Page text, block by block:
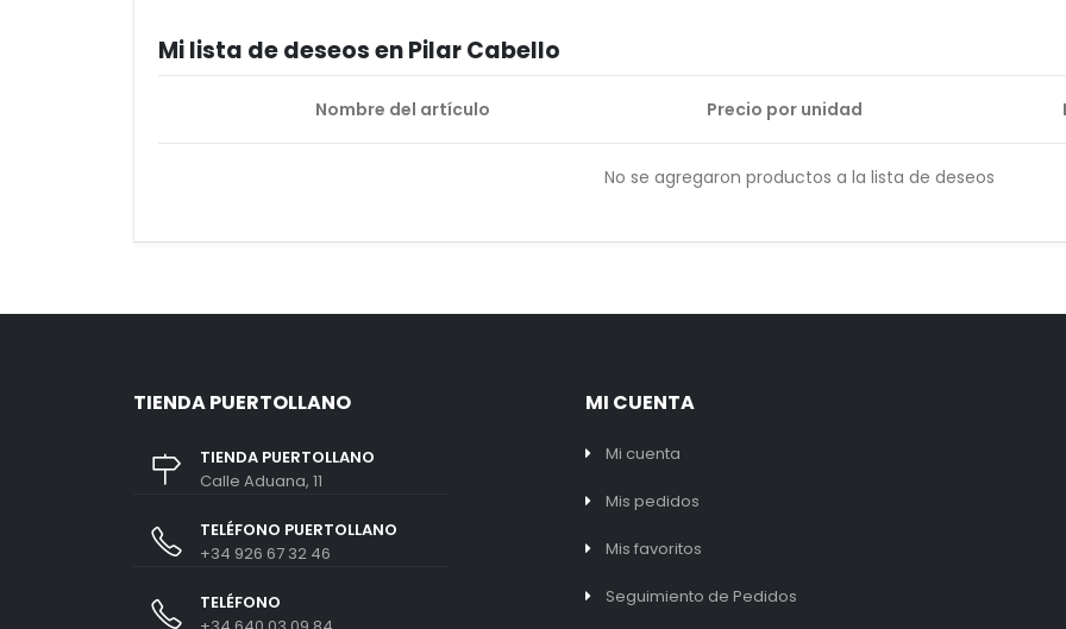
Mi lista de deseos en Pilar Cabello
Nombre del artículo Precio por unidad
No se agregaron productos a la lista de deseos
TIENDA PUERTOLLANO
TIENDA PUERTOLLANO
Calle Aduana, 11
TELÉFONO PUERTOLLANO
+34 926 67 32 46
TELÉFONO
MI CUENTA
Mi cuenta
Mis pedidos
Mis favoritos
Seguimiento de Pedidos